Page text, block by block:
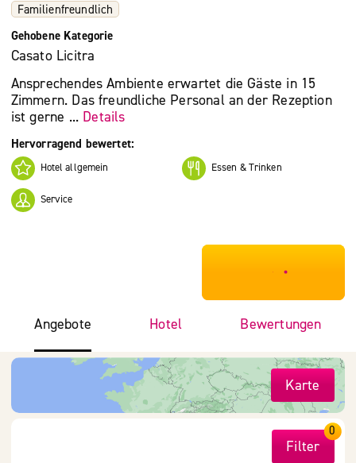
Familienfreundlich
Gehobene Kategorie
Casato Licitra
Ansprechendes Ambiente erwartet die Gäste in 15
Zimmern. Das freundliche Personal an der Rezeption
ist gerne ... Details
Hervorragend bewertet:
Hotel allgemein Essen & Trinken
Service
***************
Angebote Hotel Bewertungen
Karte
Filter
0